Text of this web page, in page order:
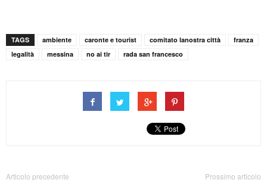
TAGS ambiente caronte e tourist comitato lanostra città
franza
legalità
messina no ai tir rada san francesco
Articolo precedente Prossimo articolo